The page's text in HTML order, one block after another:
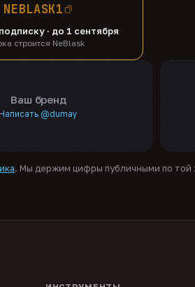
NEBLASK1
· до 1 сентября
строится NeBlask
Ваш бренд
@dumay
. Мы держим цифры публичными по той